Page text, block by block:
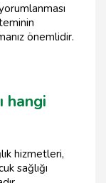
önemlidir.
hangi
hizmetleri,
sağlığı